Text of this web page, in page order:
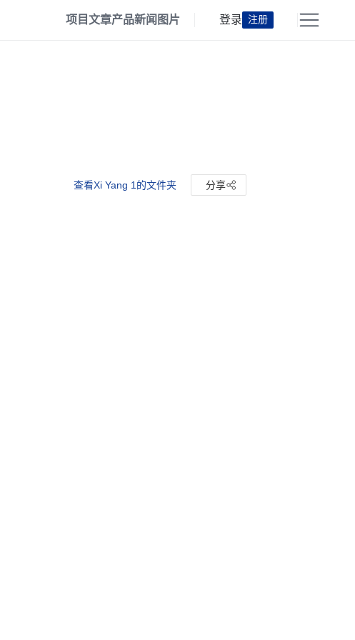
项目文章产品新闻 图片 登录 注册
查看Xi Yang 1的文件夹 分享